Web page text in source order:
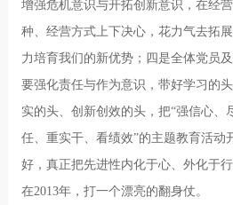
增强危机意识与开拓创新意识，在经
种、经营方式上下决心，花力气去拓
力培育我们的新优势；四是全体党员
要强化责任与作为意识，带好学习的
实的头、创新创效的头，把“强信心、
任、重实干、看绩效”的主题教育活动
好，真正把先进性内化于心、外化于
在2013年，打一个漂亮的翻身仗。